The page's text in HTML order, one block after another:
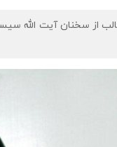
از سخنان آیت الله